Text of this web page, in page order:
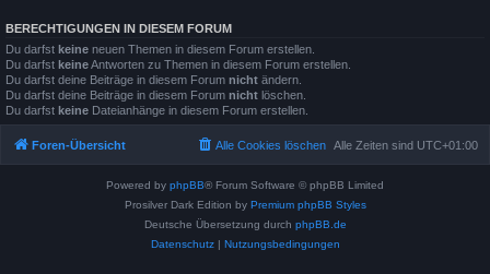
BERECHTIGUNGEN IN DIESEM FORUM
Du darfst keine neuen Themen in diesem Forum erstellen.
Du darfst keineAntworten zu Themen in diesem Forum erstellen.
Du darfst deine Beiträge in diesem Forum nicht ändern.
Du darfst deine Beiträge in diesem Forum nicht löschen.
Du darfst keine Dateianhänge in diesem Forum erstellen.
Foren-Übersicht Alle Zeiten sind UTC+01:00
Alle Cookies löschen
Powered by phpBB® Forum Software © phpBB Limited
Prosilver Dark Edition by Premium phpBB Styles
Deutsche Übersetzung durch phpBB.de
Datenschutz| Nutzungsbedingungen